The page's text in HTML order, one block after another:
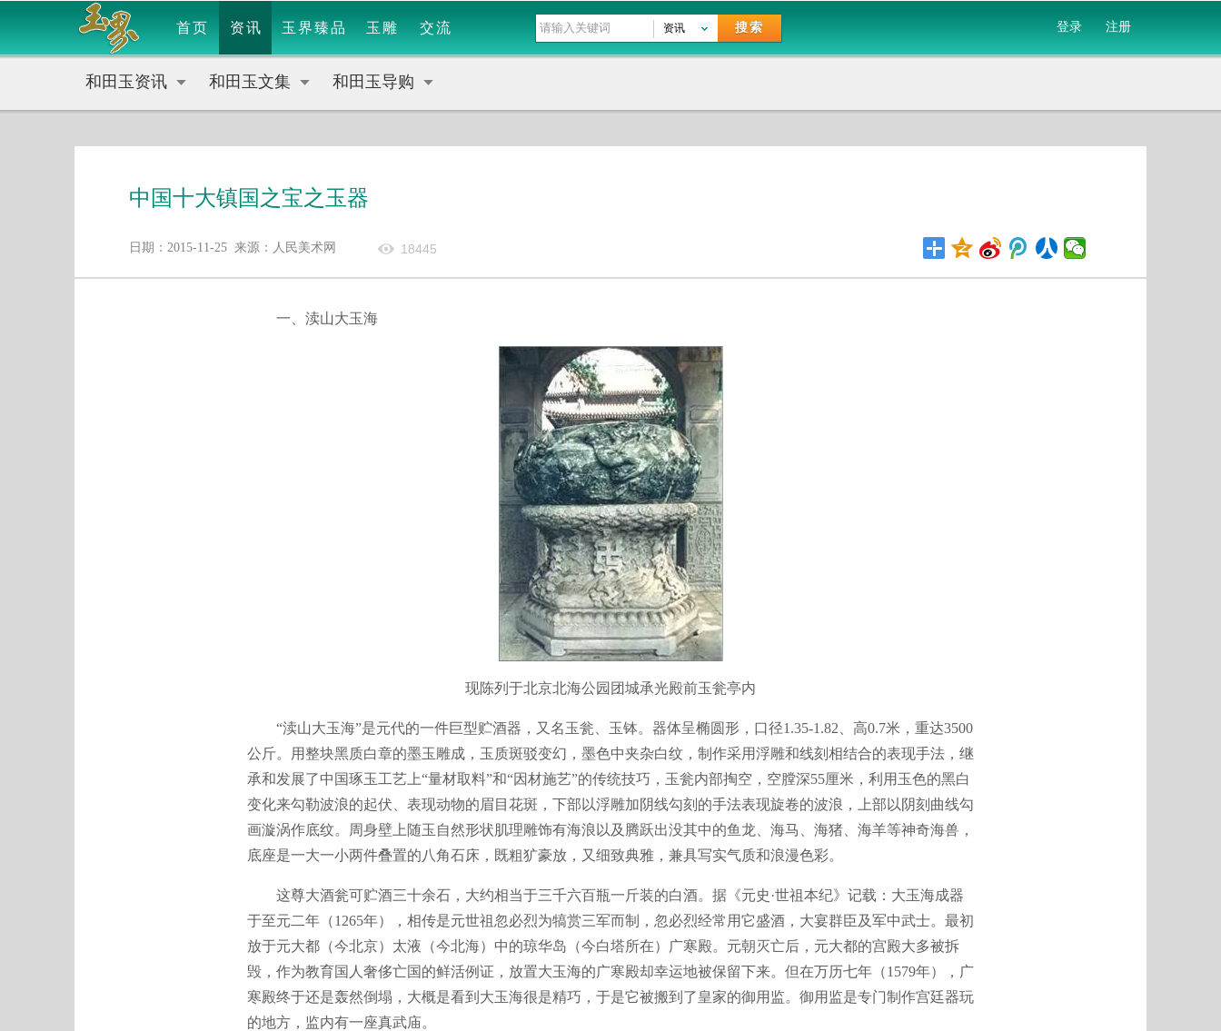
首页 资讯 玉界臻品 玉雕 交流 搜索
资讯 登录 注册
和田玉资讯 和田玉文集 和田玉导购
中国十大镇国之宝之玉器
日期：2015-11-25 来源：人民美术网 18445
一、渎山大玉海
现陈列于北京北海公园团城承光殿前玉瓮亭内
“渎山大玉海”是元代的一件巨型贮酒器，又名玉瓮、玉钵。器体呈椭圆形，口径1.35-1.82、高0.7米，重达3500
公斤。用整块黑质白章的墨玉雕成，玉质斑驳变幻，墨色中夹杂白纹，制作采用浮雕和线刻相结合的表现手法，继
承和发展了中国琢玉工艺上“量材取料”和“因材施艺”的传统技巧，玉瓮内部掏空，空膛深55厘米，利用玉色的黑白
变化来勾勒波浪的起伏、表现动物的眉目花斑，下部以浮雕加阴线勾刻的手法表现旋卷的波浪，上部以阴刻曲线勾
画漩涡作底纹。周身壁上随玉自然形状肌理雕饰有海浪以及腾跃出没其中的鱼龙、海马、海猪、海羊等神奇海兽，
底座是一大一小两件叠置的八角石床，既粗犷豪放，又细致典雅，兼具写实气质和浪漫色彩。
这尊大酒瓮可贮酒三十余石，大约相当于三千六百瓶一斤装的白酒。据《元史·世祖本纪》记载：大玉海成器
于至元二年（1265年），相传是元世祖忽必烈为犒赏三军而制，忽必烈经常用它盛酒，大宴群臣及军中武士。最初
放于元大都（今北京）太液（今北海）中的琼华岛（今白塔所在）广寒殿。元朝灭亡后，元大都的宫殿大多被拆
毁，作为教育国人奢侈亡国的鲜活例证，放置大玉海的广寒殿却幸运地被保留下来。但在万历七年（1579年），广
寒殿终于还是轰然倒塌，大概是看到大玉海很是精巧，于是它被搬到了皇家的御用监。御用监是专门制作宫廷器玩
的地方，监内有一座真武庙。